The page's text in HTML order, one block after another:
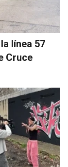
línea 57
Cruce